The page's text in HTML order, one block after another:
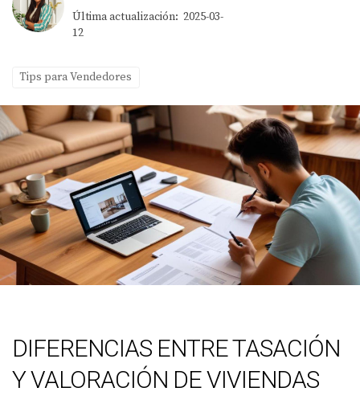
Última actualización: 2025-03-
12
Tips para Vendedores
DIFERENCIAS ENTRE TASACIÓN
Y VALORACIÓN DE VIVIENDAS